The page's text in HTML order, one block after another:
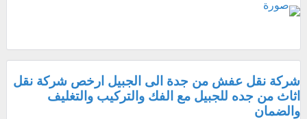
شركة نقل عفش من جدة الى الجبيل ارخص شركة نقل
اثاث من جده للجبيل مع الفك والتركيب والتغليف
والضمان